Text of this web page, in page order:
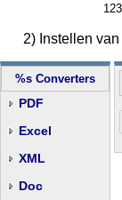
2) Instellen
%s Converters
PDF
Excel
XML
Doc